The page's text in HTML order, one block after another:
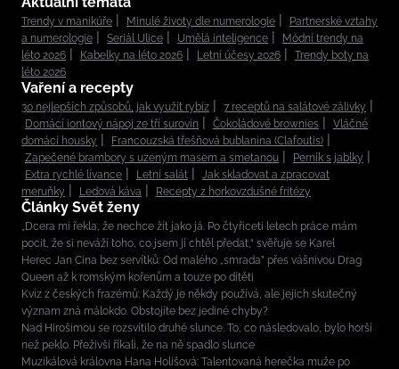
Trendy v manikúře Minulé životy dle numerologie
Partnerské vztahy
a numerologie
Seriál Ulice Umělá inteligence
Módní trendy na
léto 2026
Kabelky na léto 2026 Letní účesy 2026
Trendy boty na
léto 2026
Vaření a recepty
30 nejlepších způsobů, jak využít rybíz
7 receptů na salátové zálivky
Domácí iontový nápoj ze tří surovin
Čokoládové brownies
Vláčné
domácí housky
Francouzská třešňová bublanina (Clafoutis)
Zapečené brambory s uzeným masem a smetanou
Perník s jablky
Extra rychlé lívance
Letní salát
Jak skladovat a zpracovat
meruňky
Ledová káva Recepty z horkovzdušné fritézy
Články Svět ženy
„Dcera mi řekla, že nechce žít jako já. Po čtyřiceti letech práce mám
pocit, že si neváží toho, co jsem jí chtěl předat,“ svěřuje se Karel
Herec Jan Cina bez servítků: Od malého „smrada” přes vášnivou Drag
Queen až k romským kořenům a touze po dítěti
Kvíz z českých frazémů: Každý je někdy používá, ale jejich skutečný
význam zná málokdo. Obstojíte bez jediné chyby?
Nad Hirošimou se rozsvítilo druhé slunce. To, co následovalo, bylo horší
než peklo. Přeživší říkali, že na ně spadlo slunce
Muzikálová královna Hana Holišová: Talentovaná herečka muže po